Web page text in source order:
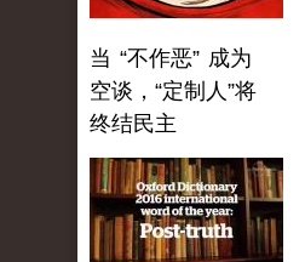
当 “不作恶” 成为
空谈，“定制人”将
终结民主